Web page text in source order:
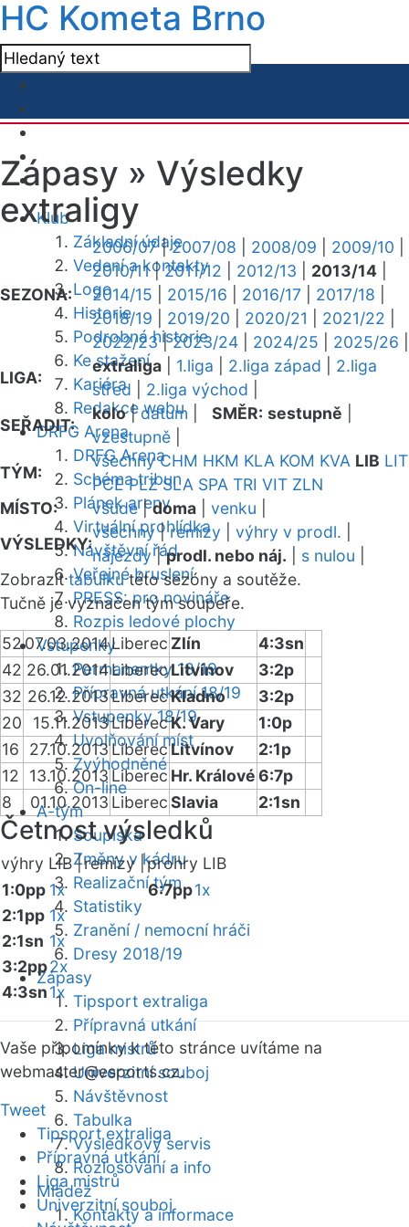
HC Kometa Brno
Klub
Základní údaje
Vedení a kontakty
Logo
Historie
Podrobná historie
Ke stažení
Kariéra
Redakce webu
DRFG Arena
DRFG Arena
Schéma tribun
Plánek areny
Virtuální prohlídka
Návštěvní řád
Veřejné bruslení
PRESS: pro novináře
Rozpis ledové plochy
Vstupenky
Permanentky 18/19
Přípravná utkání 18/19
Vstupenky 18/19
Uvolňování míst
Zvýhodněné
On-line
A-tým
Soupiska
Změny v kádru
Realizační tým
Statistiky
Zranění / nemocní hráči
Dresy 2018/19
Zápasy
Tipsport extraliga
Přípravná utkání
Liga mistrů
Univerzitní souboj
Návštěvnost
Tabulka
Výsledkový servis
Rozlosování a info
Mládež
Kontakty a informace
Zápasy » Výsledky
extraligy
SEZONA:
2006/07|2007/08 2008/09 2009/10
2010/11|2011/12 2012/13 2013/14
2014/15
2015/16 2016/17 2017/18
2018/19
2019/20 2020/21 2021/22
2022/23|2023/24 2024/25 2025/26
LIGA:
extraliga 1.liga 2.liga západ
2.liga
střed
2.liga východ
SEŘADIT:
kolo|datum SMĚR: sestupně
vzestupně
TÝM:
všechny CHM HKM KLA KOM KVA LIB LIT
PCE PLZ SLA SPA TRI VIT ZLN
MÍSTO:
všude|doma venku
VÝSLEDKY:
všechny|remízy výhry v prodl.
nájezdy|prodl. nebo náj. s nulou
Zobrazittabulkutéto sezóny a soutěže.
Tučně je vyznačen tým soupeře.
5207.03.2014Liberec Zlín
4:3sn
42 26.01.2014LiberecLitvínov
3:2p
32 26.12.2013LiberecKladno
3:2p
20
15.11.2013LiberecK. Vary
1:0p
16
27.10.2013 Liberec Litvínov
2:1p
12
13.10.2013Liberec Hr. Králové6:7p
8
01.10.2013 LiberecSlavia 2:1sn
Četnost výsledků
výhry LIB |remízy |prohry LIB
1:0pp 1x
2:1pp 1x
2:1sn 1x
3:2pp2x
4:3sn1x
6:7pp1x
Vaše připomínky k této stránce uvítáme na
webmaster@esports.cz.
Tweet
Tipsport extraliga
Přípravná utkání
Liga mistrů
Univerzitní souboj